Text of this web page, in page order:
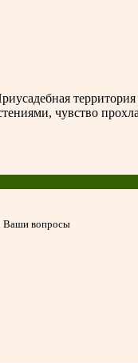
территория
чувство
Ваши вопросы